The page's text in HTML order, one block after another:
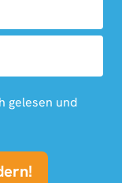
gelesen und